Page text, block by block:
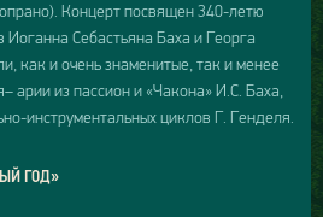
Концерт посвящен 340-летю
Иоганна Себастьяна Баха и Георга
как и очень знаменитые, так и менее
арии из пассион и «Чакона» И.С. Баха,
инструментальных циклов Г. Генделя.
ГОД»